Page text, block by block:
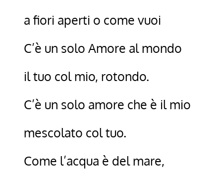
a fiori aperti o come vuoi
C’è un solo Amore al mondo
il tuo col mio, rotondo.
C’è un solo amore che è il mio
mescolato col tuo.
Come l’acqua è del mare,